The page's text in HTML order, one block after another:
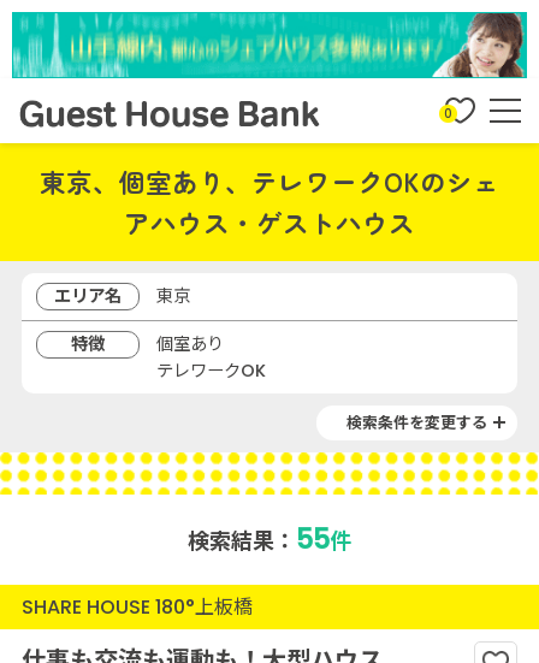
0
東京、個室あり、テレワークOKのシェ
アハウス・ゲストハウス
エリア名
東京
特徴
個室あり
テレワークOK
検索条件を変更する
検索結果： 55件
SHARE HOUSE 180°上板橋